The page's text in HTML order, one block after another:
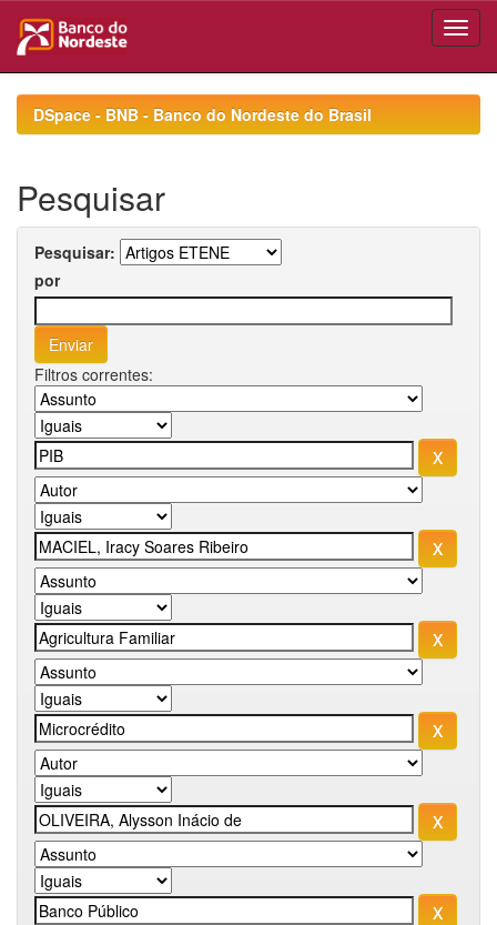
navigationDSpace - BNB - Banco do Nordeste do Brasil
Pesquisar
Pesquisar:
por
Filtros correntes: